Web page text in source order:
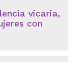
vicaria,
con